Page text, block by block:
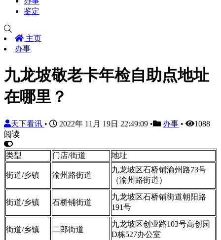
鉴定
主页
办事
九龙坡敬老卡年检自助点地址
在哪里？
天下看讯 • 2022年 11月 19日 22:49:09 • 办事 •
1088
阅读
类型 门店/街道 地址
街道/乡镇 渝州路街道
九龙坡区石桥铺渝州路73号
（渝州路街道）
街道/乡镇 石桥铺街道
九龙坡区石桥铺街道朝阳路
191号
街道/乡镇 二郎街道
九龙坡区创业路103号高创园
D栋527办公室